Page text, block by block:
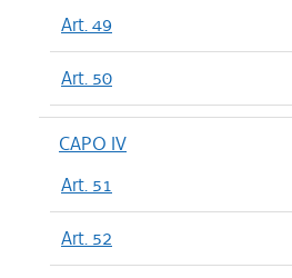
Art. 49
Art. 50
CAPO IV
Art. 51
Art. 52